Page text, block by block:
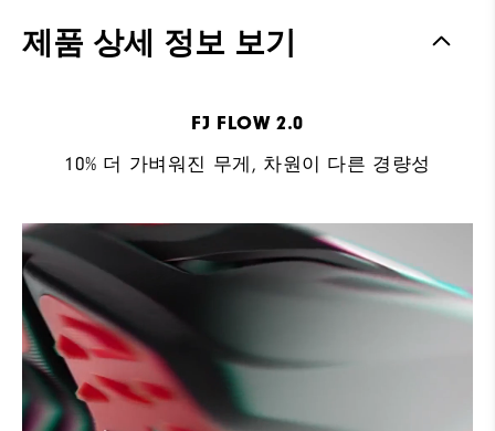
제품 상세 정보 보기
FJ FLOW 2.0
10% 더 가벼워진 무게, 차원이 다른 경량성